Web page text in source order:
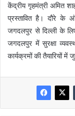
केंद्रीय गृहमंत्री अमित
प्रस्तावित है। दौरे के
जगदलपुर से दिल्ली के
जगदलपुर में सुरक्षा
कार्यक्रमों की तैयारियों में